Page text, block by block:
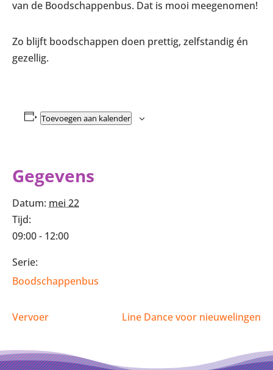
van de Boodschappenbus. Dat is mooi meegenomen!
Zo blijft boodschappen doen prettig, zelfstandig én
gezellig.
Toevoegen aan kalender
Gegevens
Datum: mei 22
Tijd:
09:00 - 12:00
Serie:
Boodschappenbus
Vervoer Line Dance voor nieuwelingen